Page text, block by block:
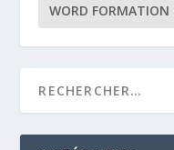
WORD FORMATION